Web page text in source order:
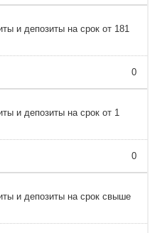
и депозиты на срок от 181
0
и депозиты на срок от 1
0
и депозиты на срок свыше